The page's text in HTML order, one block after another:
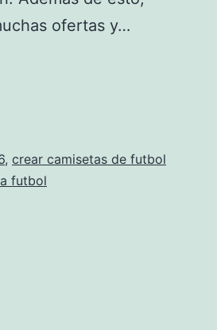
ofertas y…
, crear camisetas de futbol
futbol